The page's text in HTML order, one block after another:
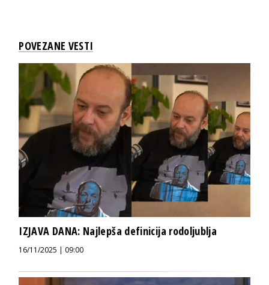
POVEZANE VESTI
IZJAVA DANA: Najlepša definicija rodoljublja
16/11/2025 | 09:00